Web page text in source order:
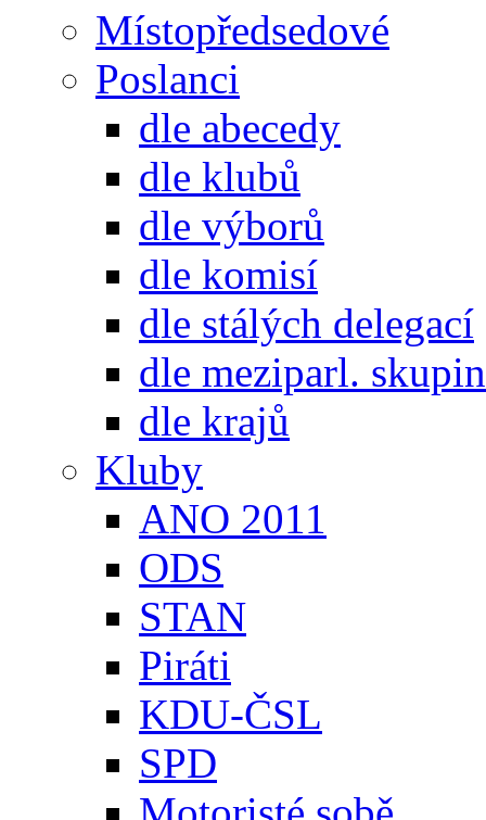
Místopředsedové
Poslanci
dle abecedy
dle klubů
dle výborů
dle komisí
dle stálých delegací
dle meziparl. skupin
dle krajů
Kluby
ANO 2011
ODS
STAN
Piráti
KDU-ČSL
SPD